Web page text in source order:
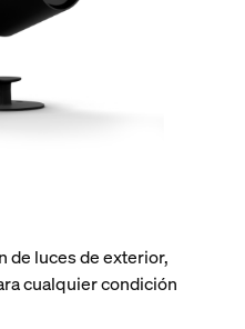
de luces de exterior,
cualquier condición